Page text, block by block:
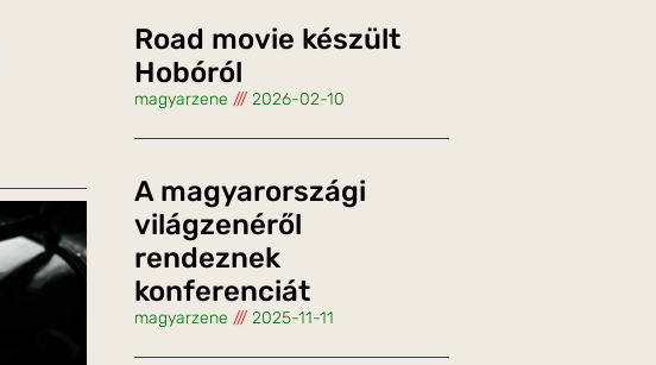
Road movie készült
Hobóról
magyarzene 2026-02-10
A magyarországi
világzenéről
rendeznek
konferenciát
magyarzene 2025-11-11